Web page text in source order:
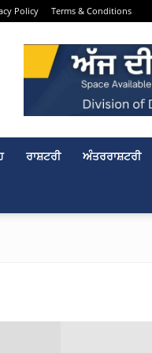
Policy Terms & Conditions
ਰਾਸ਼ਟਰੀ ਅੰਤਰਰਾਸ਼ਟਰੀ